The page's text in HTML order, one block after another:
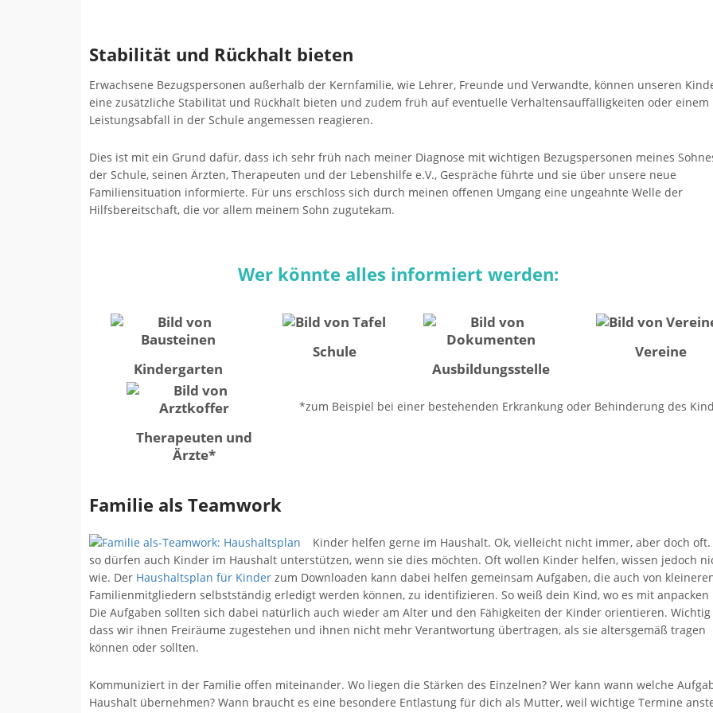
Stabilität und Rückhalt bieten
Erwachsene Bezugspersonen außerhalb der Kernfamilie, wie Lehrer, Freunde und Verwandte, können unseren
eine zusätzliche Stabilität und Rückhalt bieten und zudem früh auf eventuelle Verhaltensauffälligkeiten oder einem
Leistungsabfall in der Schule angemessen reagieren.
Dies ist mit ein Grund dafür, dass ich sehr früh nach meiner Diagnose mit wichtigen Bezugspersonen meines
der Schule, seinen Ärzten, Therapeuten und der Lebenshilfe e.V., Gespräche führte und sie über unsere neue
Familiensituation informierte. Für uns erschloss sich durch meinen offenen Umgang eine ungeahnte Welle der
Hilfsbereitschaft, die vor allem meinem Sohn zugutekam.
Wer könnte alles informiert werden:
Kindergarten
Schule
Ausbildungsstelle
Vereine
Therapeuten und
Ärzte*
*zum Beispiel bei einer bestehenden Erkrankung oder Behinderung des
Familie als Teamwork
Kinder helfen gerne im Haushalt. Ok, vielleicht nicht immer, aber doch oft.
so dürfen auch Kinder im Haushalt unterstützen, wenn sie dies möchten. Oft wollen Kinder helfen, wissen jedoch
wie. Der Haushaltsplan für Kinder zum Downloaden kann dabei helfen gemeinsam Aufgaben, die auch von
Familienmitgliedern selbstständig erledigt werden können, zu identifizieren. So weiß dein Kind, wo es mit anpacken
Die Aufgaben sollten sich dabei natürlich auch wieder am Alter und den Fähigkeiten der Kinder orientieren. Wichtig
dass wir ihnen Freiräume zugestehen und ihnen nicht mehr Verantwortung übertragen, als sie altersgemäß tragen
können oder sollten.
Kommuniziert in der Familie offen miteinander. Wo liegen die Stärken des Einzelnen? Wer kann wann welche
Haushalt übernehmen? Wann braucht es eine besondere Entlastung für dich als Mutter, weil wichtige Termine